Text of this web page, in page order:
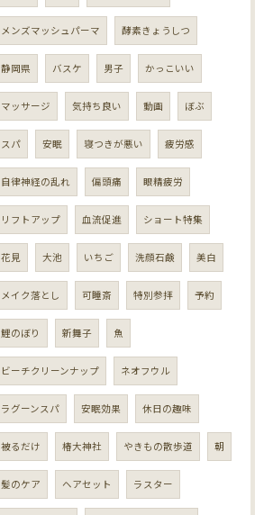
メンズマッシュパーマ 酵素きょうしつ
静岡県 バスケ 男子 かっこいい
マッサージ 気持ち良い 動画 ぼぶ
スパ 安眠 寝つきが悪い 疲労感
自律神経の乱れ 偏頭痛 眼精疲労
リフトアップ 血流促進 ショート特集
花見 大池 いちご 洗顔石鹸 美白
メイク落とし 可睡斎 特別参拝 予約
鯉のぼり 新舞子 魚
ビーチクリーンナップ ネオフウル
ラグーンスパ 安眠効果 休日の趣味
被るだけ 椿大神社 やきもの散歩道 朝
髪のケア ヘアセット ラスター